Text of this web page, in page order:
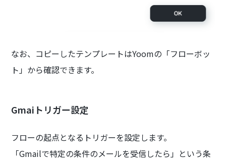
なお、コピーしたテンプレートはYoomの「フローボッ
ト」から確認できます。
Gmaiトリガー設定
フローの起点となるトリガーを設定します。
「Gmailで特定の条件のメールを受信したら」という条